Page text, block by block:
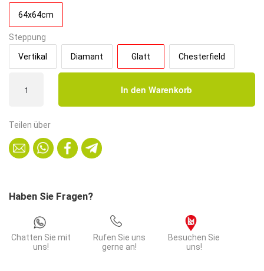
64x64cm
Steppung
Vertikal Diamant Glatt Chesterfield
Eckbank
|
cm
Anthrazit
Menge
In den Warenkorb
Teilen über
Haben Sie Fragen?
Chatten Sie mit
uns!
Rufen Sie uns
gerne an!
Besuchen Sie
uns!